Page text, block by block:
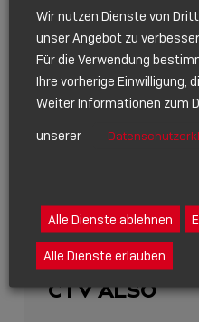
EVENT
24.05.2024
CTV ALSO
Wir nutzen Dienste von
unser Angebot zu
Für die Verwendung
Ihre vorherige Einwilligung,
Weiter Informationen zum
unserer
Alle Dienste ablehnen
Alle Dienste erlauben